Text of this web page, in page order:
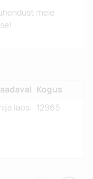
meie
Kogus
laos: 12965